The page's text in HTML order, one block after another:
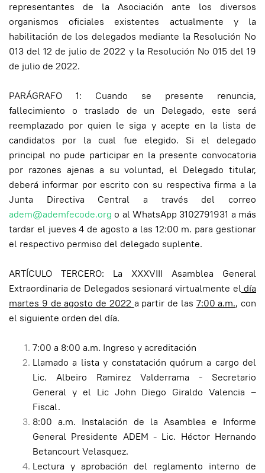
representantes de la Asociación ante los diversos
organismos oficiales existentes actualmente y la
habilitación de los delegados mediante la Resolución No
013 del 12 de julio de 2022 y la Resolución No 015 del 19
de julio de 2022.
PARÁGRAFO 1: Cuando se presente renuncia,
fallecimiento o traslado de un Delegado, este será
reemplazado por quien le siga y acepte en la lista de
candidatos por la cual fue elegido. Si el delegado
principal no pude participar en la presente convocatoria
por razones ajenas a su voluntad, el Delegado titular,
deberá informar por escrito con su respectiva firma a la
Junta Directiva Central a través del correo
adem@ademfecode.org o al WhatsApp 3102791931 a más
tardar el jueves 4 de agosto a las 12:00 m. para gestionar
el respectivo permiso del delegado suplente.
ARTÍCULO TERCERO: La XXXVIII Asamblea General
Extraordinaria de Delegados sesionará virtualmente el día
martes 9 de agosto de 2022 a partir de las 7:00 a.m., con
el siguiente orden del día.
7:00 a 8:00 a.m. Ingreso y acreditación
Llamado a lista y constatación quórum a cargo del
Lic. Albeiro Ramirez Valderrama - Secretario
General y el Lic John Diego Giraldo Valencia –
Fiscal.
8:00 a.m. Instalación de la Asamblea e Informe
General Presidente ADEM - Lic. Héctor Hernando
Betancourt Velasquez.
Lectura y aprobación del reglamento interno de